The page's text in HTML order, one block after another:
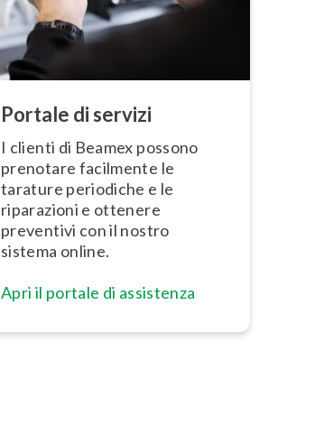
Portale di servizi
I clienti di Beamex possono
prenotare facilmente le
tarature periodiche e le
riparazioni e ottenere
preventivi con il nostro
sistema online.
Apri il portale di assistenza